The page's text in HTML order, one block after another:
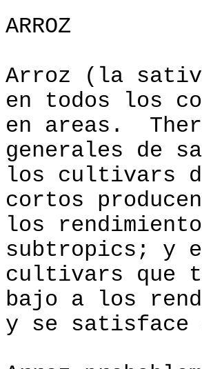
ARROZ
Arroz (la
en todos los
en areas.
generales de
los cultivars
cortos
los
subtropics; y
cultivars que
bajo a los
y se